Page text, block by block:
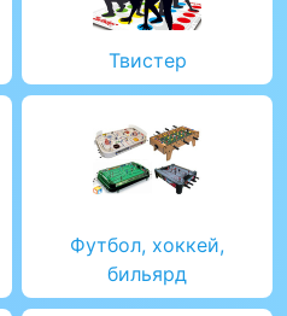
Твистер
Футбол, хоккей,
бильярд